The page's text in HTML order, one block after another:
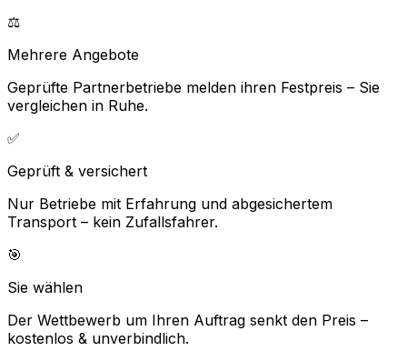
⚖️
Mehrere Angebote
Geprüfte Partnerbetriebe melden ihren Festpreis – Sie
vergleichen in Ruhe.
✅
Geprüft & versichert
Nur Betriebe mit Erfahrung und abgesichertem
Transport – kein Zufallsfahrer.
🎯
Sie wählen
Der Wettbewerb um Ihren Auftrag senkt den Preis –
kostenlos & unverbindlich.